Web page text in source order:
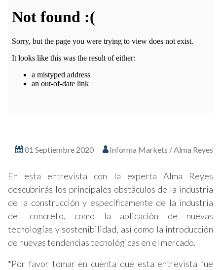
01 Septiembre 2020 Informa Markets / Alma Reyes
En esta entrevista con la experta Alma Reyes
descubrirás los principales obstáculos de la industria
de la construcción y específicamente de la industria
del concreto, como la aplicación de nuevas
tecnologías y sostenibilidad, así como la introducción
de nuevas tendencias tecnológicas en el mercado.
*Por favor tomar en cuenta que esta entrevista fue